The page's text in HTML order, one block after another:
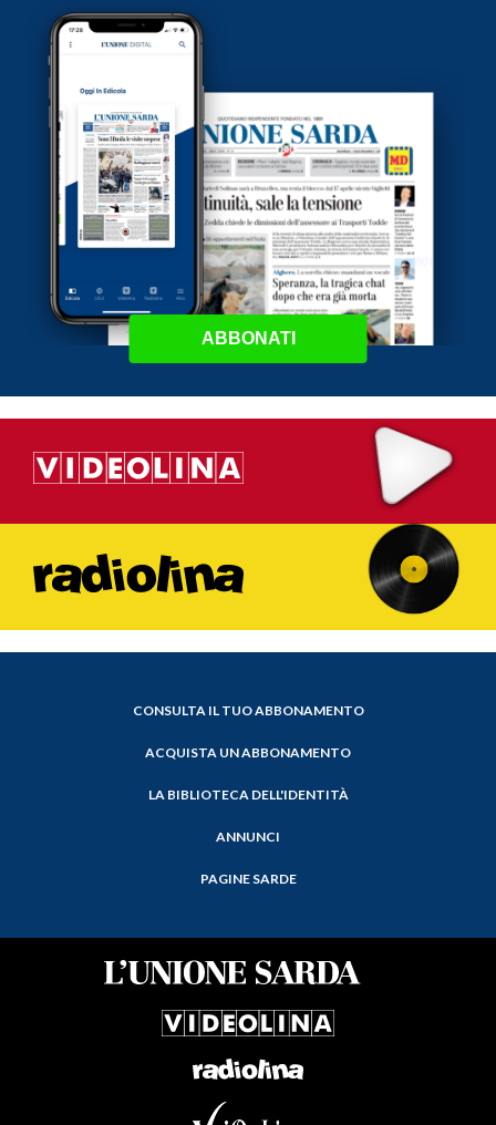
ABBONATI
CONSULTA IL TUO ABBONAMENTO
ACQUISTA UN ABBONAMENTO
LA BIBLIOTECA DELL'IDENTITÀ
ANNUNCI
PAGINE SARDE